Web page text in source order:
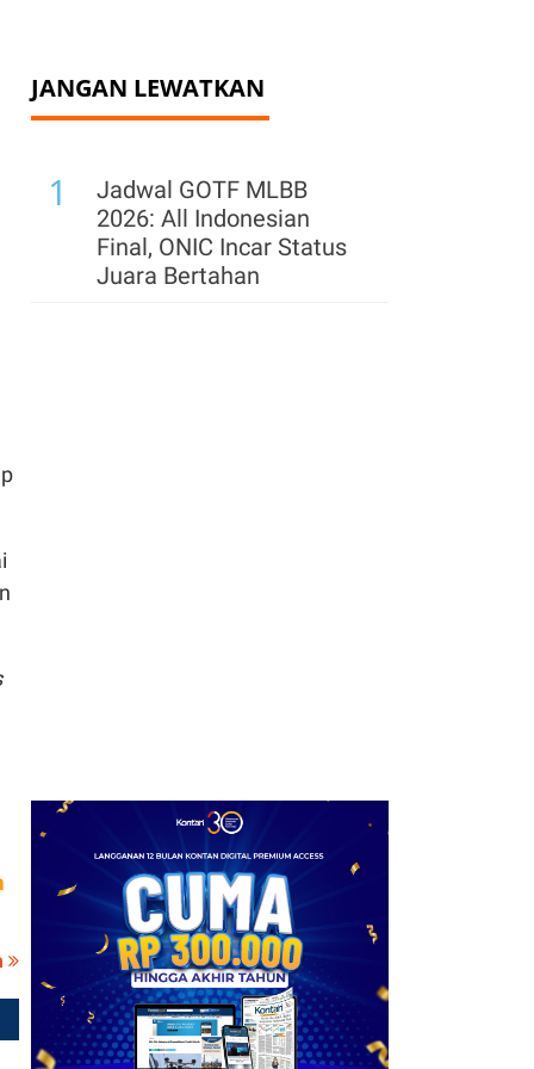
JANGAN LEWATKAN
1
Jadwal GOTF MLBB
2026: All Indonesian
Final, ONIC Incar Status
Juara Bertahan